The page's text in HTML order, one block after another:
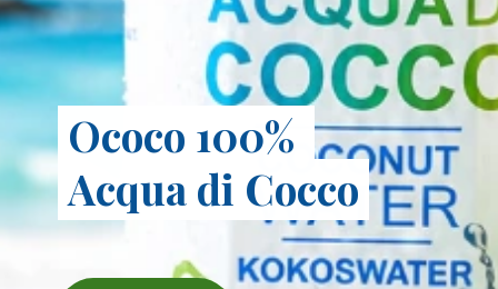
Ococo 100%
Acqua​ di Cocco